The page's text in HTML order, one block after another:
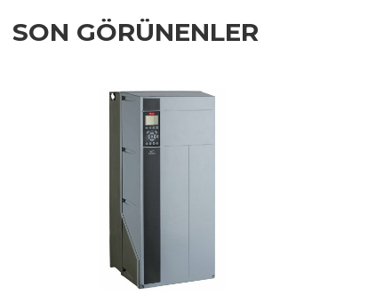
SON GÖRÜNENLER